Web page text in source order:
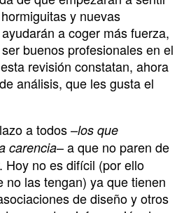
y nuevas
a coger más fuerza,
buenos profesionales en el
revisión constatan, ahora
análisis, que les gusta el
a todos –los que
carencia– a que no paren de
Hoy no es difícil (por ello
no las tengan) ya que tienen
de diseño y otros